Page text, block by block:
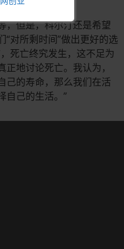
，但是，科尔汀还是希望
对所剩时间”做出更好的选
死亡终究发生，这不足为
地讨论死亡。我认为，
己的寿命，那么我们在活
自己的生活。”